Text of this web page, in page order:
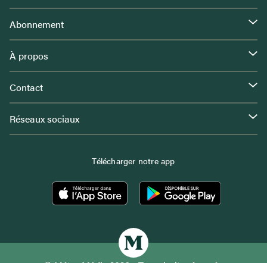
Abonnement
À propos
Contact
Réseaux sociaux
Télécharger notre app